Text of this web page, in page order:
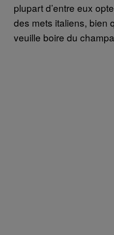
plupart d’entre eux
des mets italiens, bien
veuille boire du